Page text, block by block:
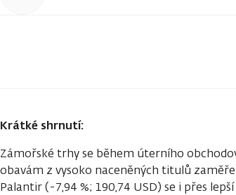
Krátké shrnutí:
Zámořské trhy se během úterního
obavám z vysoko naceněných titulů
Palantir (-7,94 %; 190,74 USD) se i přes